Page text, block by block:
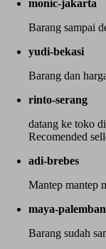
monic-jakarta
Barang sampai
yudi-bekasi
Barang dan
rinto-serang
datang ke toko
Recomended
adi-brebes
Mantep mantep
maya-
Barang sudah